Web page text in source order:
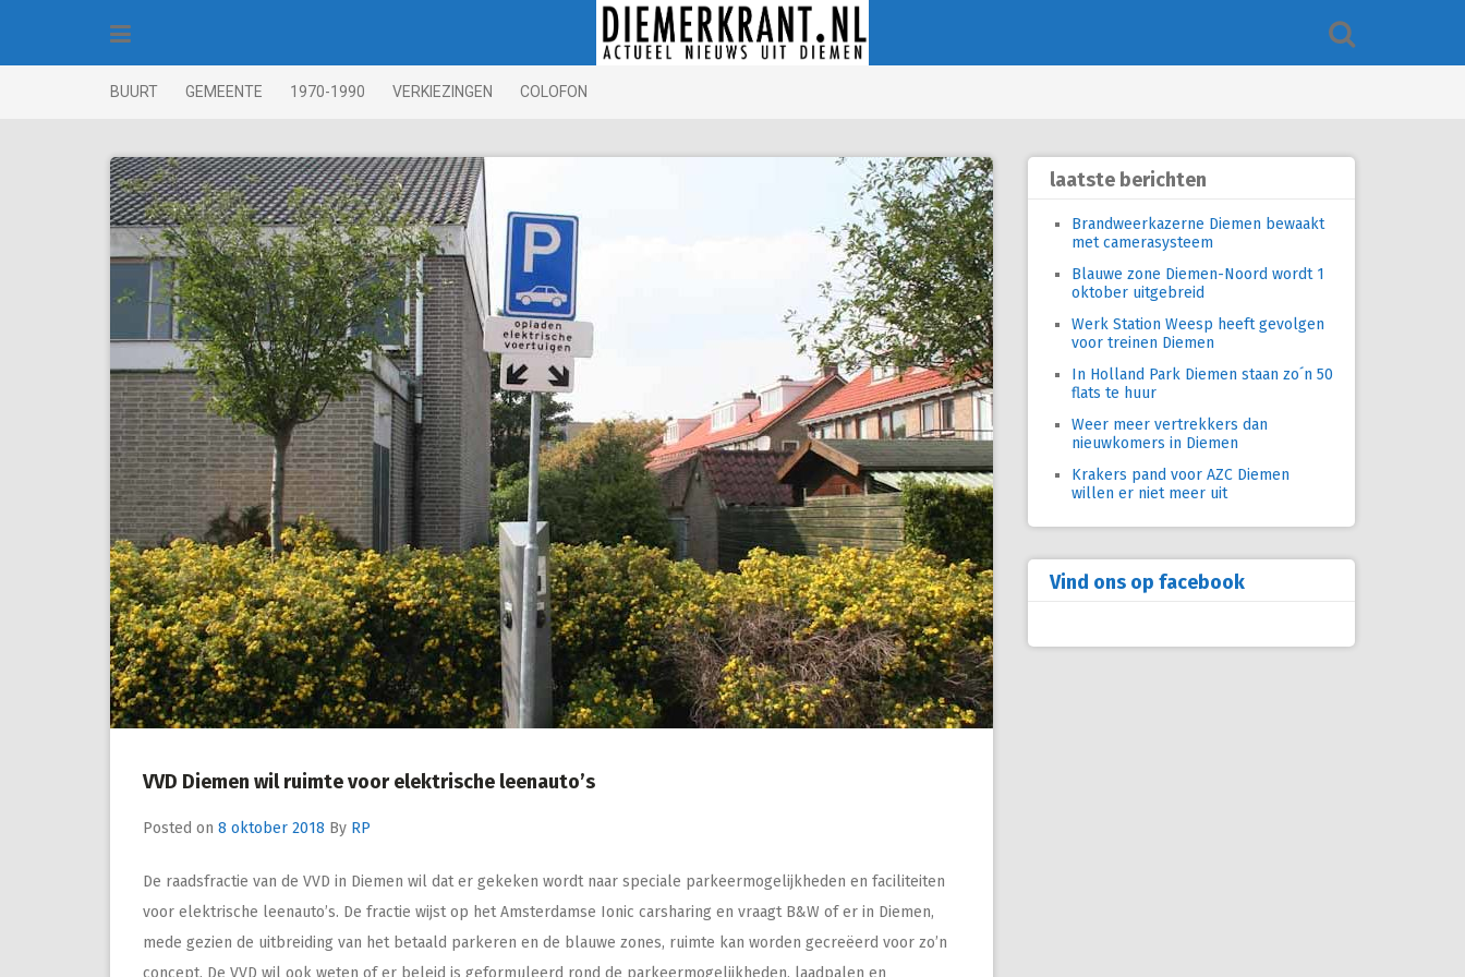
BUURT GEMEENTE 1970-1990 VERKIEZINGEN COLOFON
VVD Diemen wil ruimte voor elektrische leenauto’s
Posted on 8 oktober 2018 By RP
De raadsfractie van de VVD in Diemen wil dat er gekeken wordt naar speciale parkeermogelijkheden en faciliteiten
voor elektrische leenauto’s. De fractie wijst op het Amsterdamse Ionic carsharing en vraagt B&W of er in Diemen,
mede gezien de uitbreiding van het betaald parkeren en de blauwe zones, ruimte kan worden gecreëerd voor zo’n
concept. De VVD wil ook weten of er beleid is geformuleerd rond de parkeermogelijkheden, laadpalen en
laatste berichten
Brandweerkazerne Diemen bewaakt
met camerasysteem
Blauwe zone Diemen-Noord wordt 1
oktober uitgebreid
Werk Station Weesp heeft gevolgen
voor treinen Diemen
In Holland Park Diemen staan zo´n 50
flats te huur
Weer meer vertrekkers dan
nieuwkomers in Diemen
Krakers pand voor AZC Diemen
willen er niet meer uit
Vind ons op facebook